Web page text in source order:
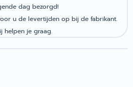
dag bezorgd!
u de levertijden op bij de fabrikant.
helpen je graag.